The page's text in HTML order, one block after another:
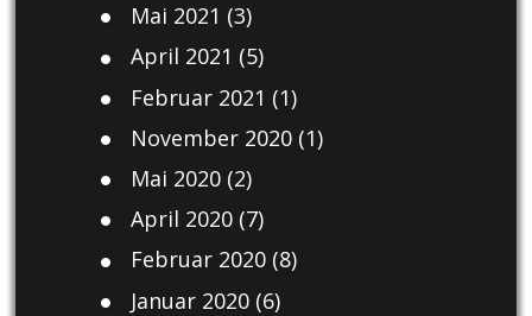
Mai 2021 (3)
April 2021 (5)
Februar 2021 (1)
November 2020(1)
Mai 2020(2)
April 2020(7)
Februar 2020(8)
Januar 2020(6)